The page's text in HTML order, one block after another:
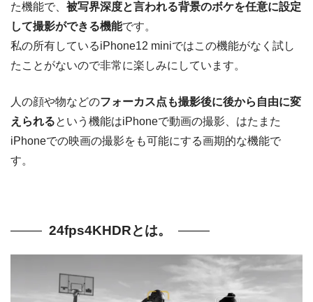
た機能で、 被写界深度と言われる背景のボケを任意に設定
して撮影ができる機能です。
私の所有しているiPhone12 miniではこの機能がなく試し
たことがないので非常に楽しみにしています。
人の顔や物などのフォーカス点も撮影後に後から自由に変
えられるという機能はiPhoneで動画の撮影、はたまた
iPhoneでの映画の撮影をも可能にする画期的な機能で
す。
24fps4KHDRとは。